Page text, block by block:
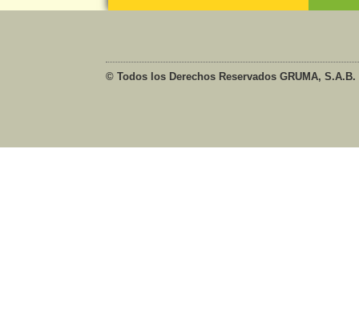
© Todos los Derechos Reservados GRUMA, S.A.B.